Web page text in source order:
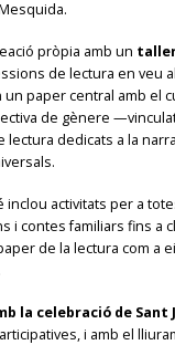
pròpia amb un
de lectura en veu
paper central amb el
de gènere
dedicats a la
inclou activitats per a
i contes familiars fins a
de la lectura com a
la celebració de Sant
i amb el